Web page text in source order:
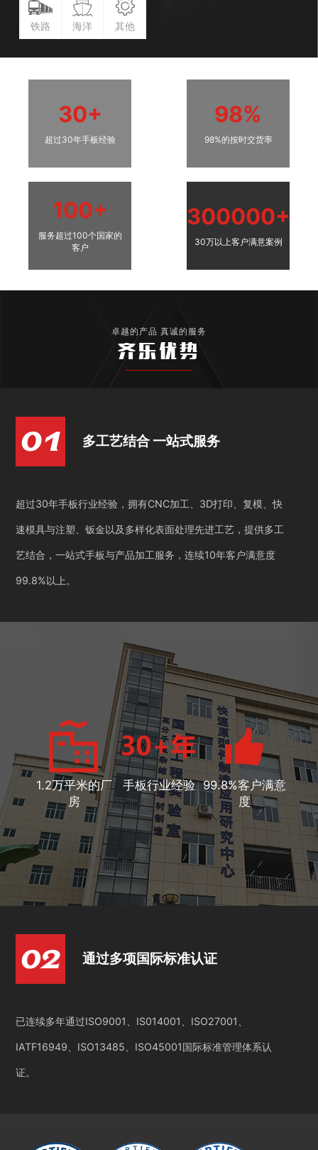
铁路 海洋 其他
30+
超过30年手板经验
98%
98%的按时交货率
100+
服务超过100个国家的
客户
300000+
30万以上客户满意案例
卓越的产品 真诚的服务
齐乐优势
多工艺结合 一站式服务
超过30年手板行业经验，拥有CNC加工、3D打印、复模、快
速模具与注塑、钣金以及多样化表面处理先进工艺，提供多工
艺结合，一站式手板与产品加工服务，连续10年客户满意度
99.8%以上。
1.2万平米的厂
房
手板行业经验 99.8%客户满意
度
通过多项国际标准认证
已连续多年通过ISO9001、IS014001、ISO27001、
IATF16949、ISO13485、ISO45001国际标准管理体系认
证。